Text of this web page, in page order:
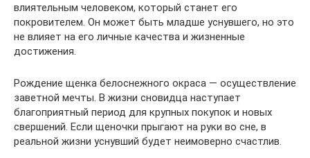
влиятельным человеком, который станет его
покровителем. Он может быть младше уснувшего, но это
не влияет на его личные качества и жизненные
достижения.
Рождение щенка белоснежного окраса — осуществление
заветной мечты. В жизни сновидца наступает
благоприятный период для крупных покупок и новых
свершений. Если щеночки прыгают на руки во сне, в
реальной жизни уснувший будет неимоверно счастлив.